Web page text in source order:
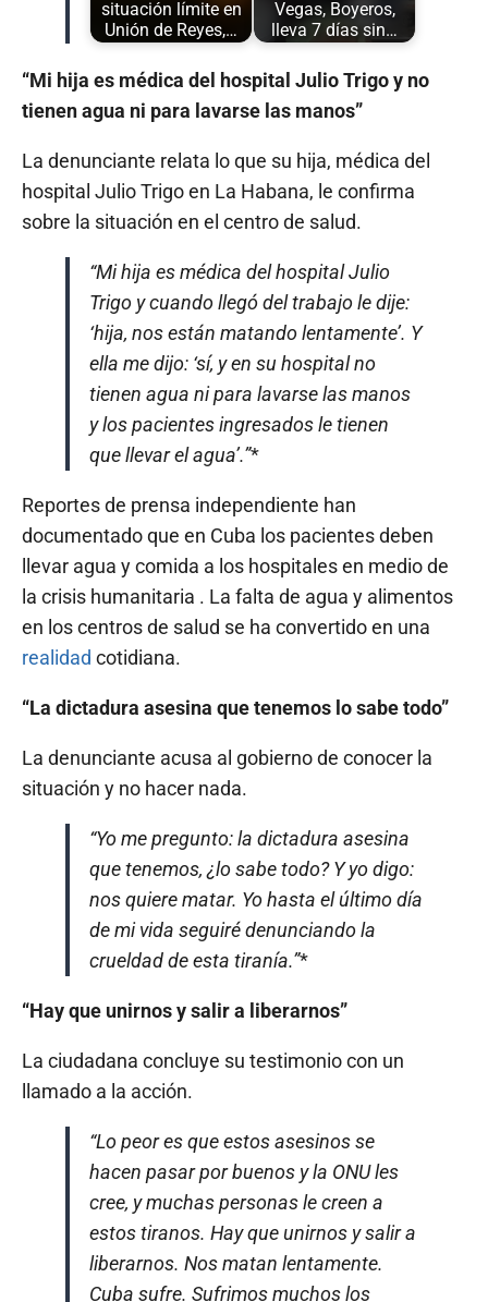
situación límite en
Unión de Reyes,…
Vegas, Boyeros,
lleva 7 días sin…
“Mi hija es médica del hospital Julio Trigo y no
tienen agua ni para lavarse las manos”
La denunciante relata lo que su hija, médica del
hospital Julio Trigo en La Habana, le confirma
sobre la situación en el centro de salud.
“Mi hija es médica del hospital Julio
Trigo y cuando llegó del trabajo le dije:
‘hija, nos están matando lentamente’. Y
ella me dijo: ‘sí, y en su hospital no
tienen agua ni para lavarse las manos
y los pacientes ingresados le tienen
que llevar el agua’.”*
Reportes de prensa independiente han
documentado que en Cuba los pacientes deben
llevar agua y comida a los hospitales en medio de
la crisis humanitaria . La falta de agua y alimentos
en los centros de salud se ha convertido en una
realidad cotidiana.
“La dictadura asesina que tenemos lo sabe todo”
La denunciante acusa al gobierno de conocer la
situación y no hacer nada.
“Yo me pregunto: la dictadura asesina
que tenemos, ¿lo sabe todo? Y yo digo:
nos quiere matar. Yo hasta el último día
de mi vida seguiré denunciando la
crueldad de esta tiranía.”*
“Hay que unirnos y salir a liberarnos”
La ciudadana concluye su testimonio con un
llamado a la acción.
“Lo peor es que estos asesinos se
hacen pasar por buenos y la ONU les
cree, y muchas personas le creen a
estos tiranos. Hay que unirnos y salir a
liberarnos. Nos matan lentamente.
Cuba sufre. Sufrimos muchos los